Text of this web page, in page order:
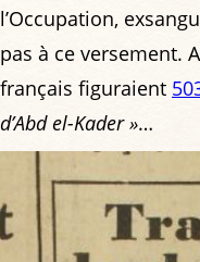
l’Occupation,
pas à ce versement.
français figuraient
d’Abd el-Kader »…